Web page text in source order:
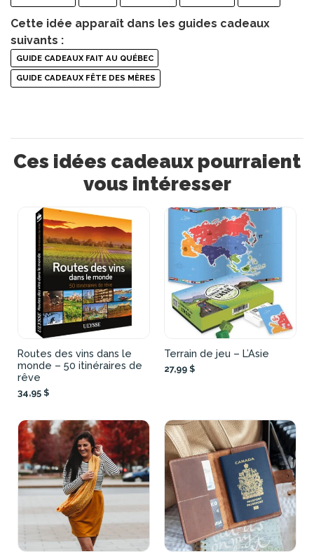
Cette idée apparaît dans les guides cadeaux
suivants :
GUIDE CADEAUX FAIT AU QUÉBEC
GUIDE CADEAUX FÊTE DES MÈRES
Ces idées cadeaux pourraient
vous intéresser
Routes des vins dans le
monde – 50 itinéraires de
rêve
34,95 $
Terrain de jeu – L’Asie
27,99 $